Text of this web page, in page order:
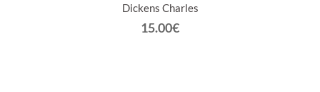
Dickens Charles
15.00€